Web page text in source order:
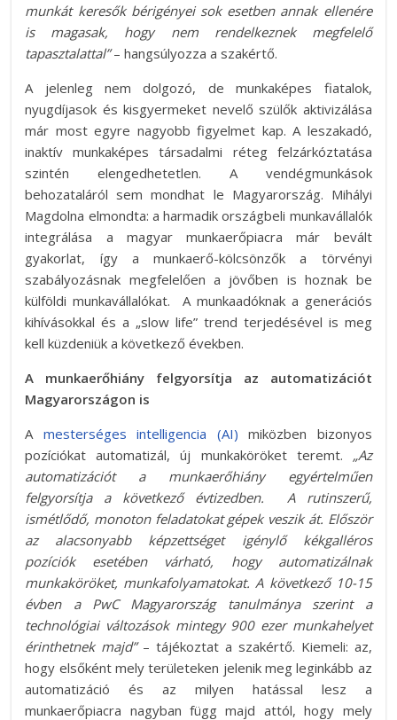
munkát keresők bérigényei sok esetben annak ellenére
is magasak, hogy nem rendelkeznek megfelelő
tapasztalattal”– hangsúlyozza a szakértő.
A jelenleg nem dolgozó, de munkaképes fiatalok,
nyugdíjasok és kisgyermeket nevelő szülők aktivizálása
már most egyre nagyobb figyelmet kap. A leszakadó,
inaktív munkaképes társadalmi réteg felzárkóztatása
szintén elengedhetetlen. A vendégmunkások
behozataláról sem mondhat le Magyarország. Mihályi
Magdolna elmondta: a harmadik országbeli munkavállalók
integrálása a magyar munkaerőpiacra már bevált
gyakorlat, így a munkaerő-kölcsönzők a törvényi
szabályozásnak megfelelően a jövőben is hoznak be
külföldi munkavállalókat. A munkaadóknak a generációs
kihívásokkal és a „slow life” trend terjedésével is meg
kell küzdeniük a következő években.
A munkaerőhiány felgyorsítja az automatizációt
Magyarországon is
A mesterséges intelligencia (AI) miközben bizonyos
pozíciókat automatizál, új munkaköröket teremt. „Az
automatizációt a munkaerőhiány egyértelműen
felgyorsítja a következő évtizedben. A rutinszerű,
ismétlődő, monoton feladatokat gépek veszik át. Először
az alacsonyabb képzettséget igénylő kékgalléros
pozíciók esetében várható, hogy automatizálnak
munkaköröket, munkafolyamatokat. A következő 10-15
évben a PwC Magyarország tanulmánya szerint a
technológiai változások mintegy 900 ezer munkahelyet
érinthetnek majd”– tájékoztat a szakértő. Kiemeli: az,
hogy elsőként mely területeken jelenik meg leginkább az
automatizáció és az milyen hatással lesz a
munkaerőpiacra nagyban függ majd attól, hogy mely